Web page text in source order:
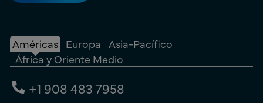
Américas Europa Asia-Pacífico
África y Oriente Medio
+1 908 483 7958